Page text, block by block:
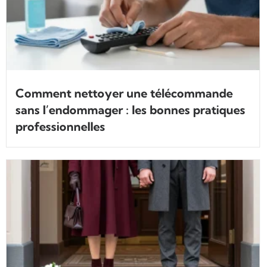
Comment nettoyer une télécommande
sans l’endommager : les bonnes pratiques
professionnelles